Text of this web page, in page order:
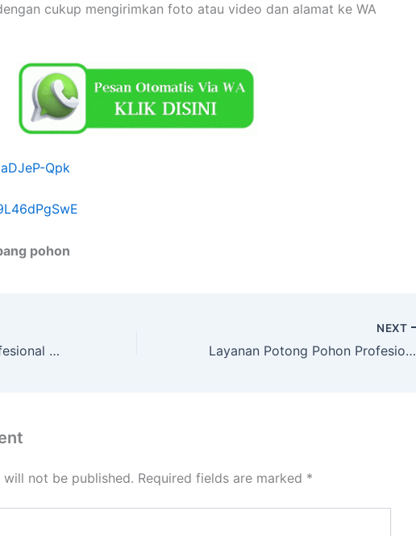
cukup mengirimkan foto atau video dan alamat ke WA
Qpk
pohon
Jasa Tebang Pohon Profesional dengan Peralatan Lengkap Nanggulan
NEXT
Layanan Potong Pohon Profesional dengan Alat Lengkap di Teritip Balipapan Kal. Tim.
not be published. Required fields are marked *